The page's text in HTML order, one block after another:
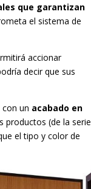
que garantizan
el sistema de
accionar
decir que sus
un acabado en
productos (de la serie
el tipo y color de